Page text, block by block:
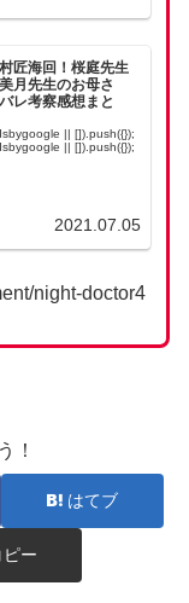
匠海回！桜庭先生
月先生のお母さ
レ考察感想まと
|| []).push({});
|| []).push({});
2021.07.05
night-doctor4
！
はてブ
ピー